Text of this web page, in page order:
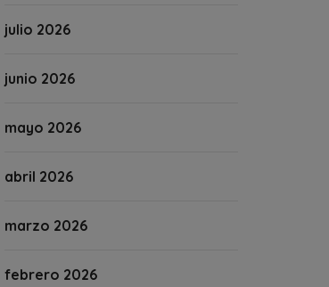
julio 2026
junio 2026
mayo 2026
abril 2026
marzo 2026
febrero 2026